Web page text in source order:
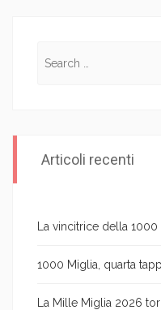
Articoli recenti
La vincitrice della
1000 Miglia, quarta
La Mille Miglia 2026